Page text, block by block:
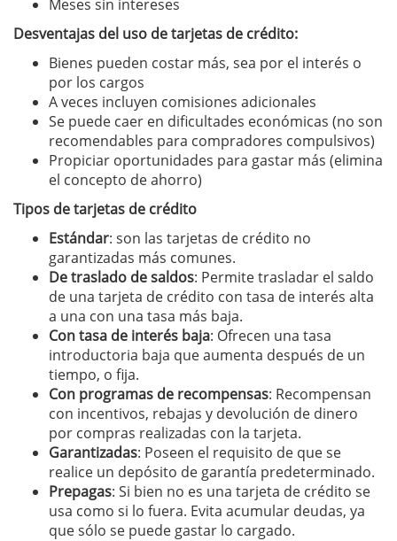
Meses sin intereses
Desventajas del uso de tarjetas de crédito:
Bienes pueden costar más, sea por el interés o
por los cargos
A veces incluyen comisiones adicionales
Se puede caer en dificultades económicas (no son
recomendables para compradores compulsivos)
Propiciar oportunidades para gastar más (elimina
el concepto de ahorro)
Tipos de tarjetas de crédito
Estándar: son las tarjetas de crédito no
garantizadas más comunes.
De traslado de saldos: Permite trasladar el saldo
de una tarjeta de crédito con tasa de interés alta
a una con una tasa más baja.
Con tasa de interés baja: Ofrecen una tasa
introductoria baja que aumenta después de un
tiempo, o fija.
Con programas de recompensas: Recompensan
con incentivos, rebajas y devolución de dinero
por compras realizadas con la tarjeta.
Garantizadas: Poseen el requisito de que se
realice un depósito de garantía predeterminado.
Prepagas: Si bien no es una tarjeta de crédito se
usa como si lo fuera. Evita acumular deudas, ya
que sólo se puede gastar lo cargado.